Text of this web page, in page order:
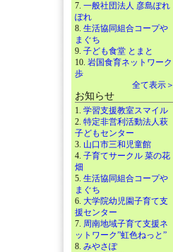
7. 一般社団法人 彦島ぽれ
ぽれ
8. 生活協同組合コープや
まぐち
9. 子ども食堂 とまと
10. 岩国食育ネットワーク
歩
全て表示＞
お知らせ
1. 学習支援教室スマイル
2. 特定非営利活動法人萩
子どもセンター
3. 山口市三和児童館
4. 子育てサークル 菜の花
畑
5. 生活協同組合コープや
まぐち
6. 大学院幼児園子育て支
援センター
7. 周南地域子育て支援ネ
ットワーク”虹色ねっと”
8. みやさぽ